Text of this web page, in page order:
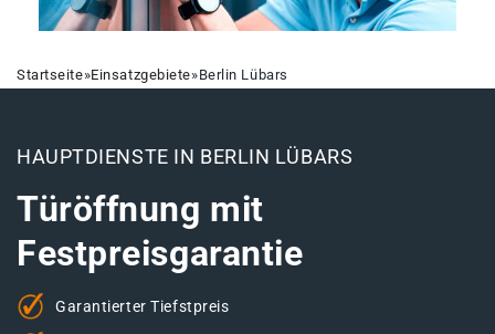
Startseite»Einsatzgebiete»Berlin Lübars
HAUPTDIENSTE IN BERLIN LÜBARS
Türöffnung mit
Festpreisgarantie
Garantierter Tiefstpreis